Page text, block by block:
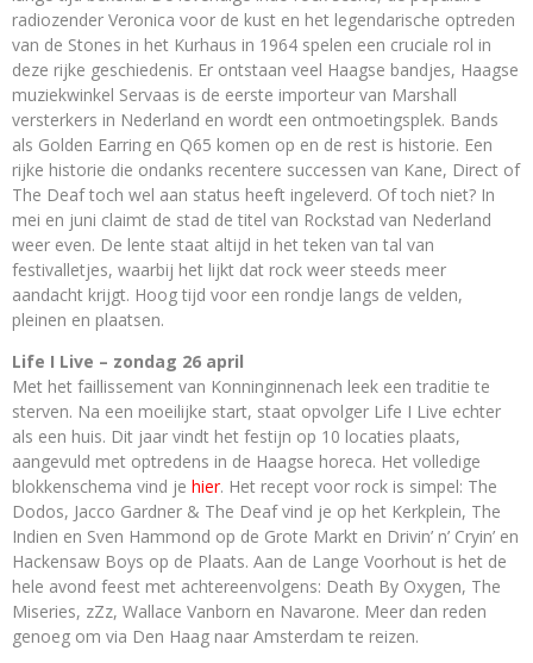
radiozender Veronica voor de kust en het legendarische optreden
van de Stones in het Kurhaus in 1964 spelen een cruciale rol in
deze rijke geschiedenis. Er ontstaan veel Haagse bandjes, Haagse
muziekwinkel Servaas is de eerste importeur van Marshall
versterkers in Nederland en wordt een ontmoetingsplek. Bands
als Golden Earring en Q65 komen op en de rest is historie. Een
rijke historie die ondanks recentere successen van Kane, Direct of
The Deaf toch wel aan status heeft ingeleverd. Of toch niet? In
mei en juni claimt de stad de titel van Rockstad van Nederland
weer even. De lente staat altijd in het teken van tal van
festivalletjes, waarbij het lijkt dat rock weer steeds meer
aandacht krijgt. Hoog tijd voor een rondje langs de velden,
pleinen en plaatsen.
Life I Live – zondag 26 april
Met het faillissement van Konninginnenach leek een traditie te
sterven. Na een moeilijke start, staat opvolger Life I Live echter
als een huis. Dit jaar vindt het festijn op 10 locaties plaats,
aangevuld met optredens in de Haagse horeca. Het volledige
blokkenschema vind je hier. Het recept voor rock is simpel: The
Dodos, Jacco Gardner & The Deaf vind je op het Kerkplein, The
Indien en Sven Hammond op de Grote Markt en Drivin’ n’ Cryin’ en
Hackensaw Boys op de Plaats. Aan de Lange Voorhout is het de
hele avond feest met achtereenvolgens: Death By Oxygen, The
Miseries, zZz, Wallace Vanborn en Navarone. Meer dan reden
genoeg om via Den Haag naar Amsterdam te reizen.